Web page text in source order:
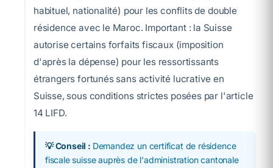
habituel, nationalité) pour les conflits de double
résidence avec le Maroc. Important : la Suisse
autorise certains forfaits fiscaux (imposition
d'après la dépense) pour les ressortissants
étrangers fortunés sans activité lucrative en
Suisse, sous conditions strictes posées par l'article
14 LIFD.
💡 Conseil : Demandez un certificat de résidence
fiscale suisse auprès de l'administration cantonale